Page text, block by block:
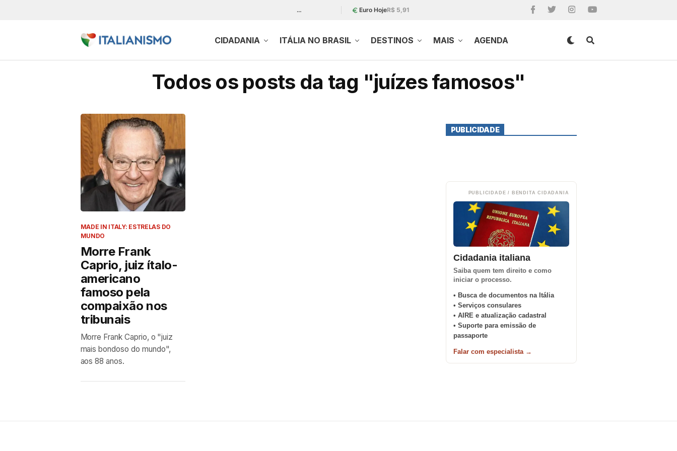
… Euro HojeR$ 5,91
CIDADANIA ITÁLIA NO BRASIL DESTINOS MAIS AGENDA
Todos os posts da tag "juízes famosos"
MADE IN ITALY: ESTRELAS DO
MUNDO
Morre Frank
Caprio, juiz ítalo-
americano
famoso pela
compaixão nos
tribunais
Morre Frank Caprio, o "juiz
mais bondoso do mundo",
aos 88 anos.
PUBLICIDADE
PUBLICIDADE / BENDITA CIDADANIA
Cidadania italiana
Saiba quem tem direito e como
iniciar o processo.
• Busca de documentos na Itália
• Serviços consulares
• AIRE e atualização cadastral
• Suporte para emissão de
passaporte
Falar com especialista →